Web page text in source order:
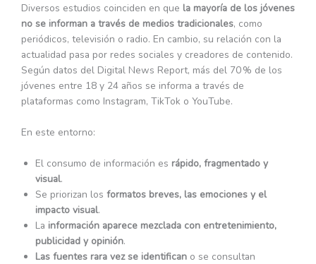
Diversos estudios coinciden en que la mayoría de los jóvenes
no se informan a través de medios tradicionales, como
periódicos, televisión o radio. En cambio, su relación con la
actualidad pasa por redes sociales y creadores de contenido.
Según datos del Digital News Report, más del 70 % de los
jóvenes entre 18 y 24 años se informa a través de
plataformas como Instagram, TikTok o YouTube.
En este entorno:
El consumo de información es rápido, fragmentado y
visual.
Se priorizan los formatos breves, las emociones y el
impacto visual.
La información aparece mezclada con entretenimiento,
publicidad y opinión.
Las fuentes rara vez se identifican o se consultan